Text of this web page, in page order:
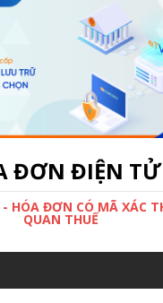
ĐƠN ĐIỆN TỬ
HÓA ĐƠN CÓ MÃ XÁC
QUAN THUẾ